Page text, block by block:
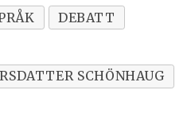
DEBATT
SCHÖNHAUG